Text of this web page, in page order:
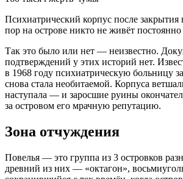
Психиатрический корпус после закрытия
пор на острове никто не живёт постоянно
Так это было или нет — неизвестно.
подтверждений у этих историй нет.
в 1968 году психиатрическую больницу
снова стала необитаемой. Корпуса
наступала — и заросшие руины
за островом его мрачную репутацию.
Зона отчуждения
Повелья — это группа из 3 островков
древний из них — «октагон»,